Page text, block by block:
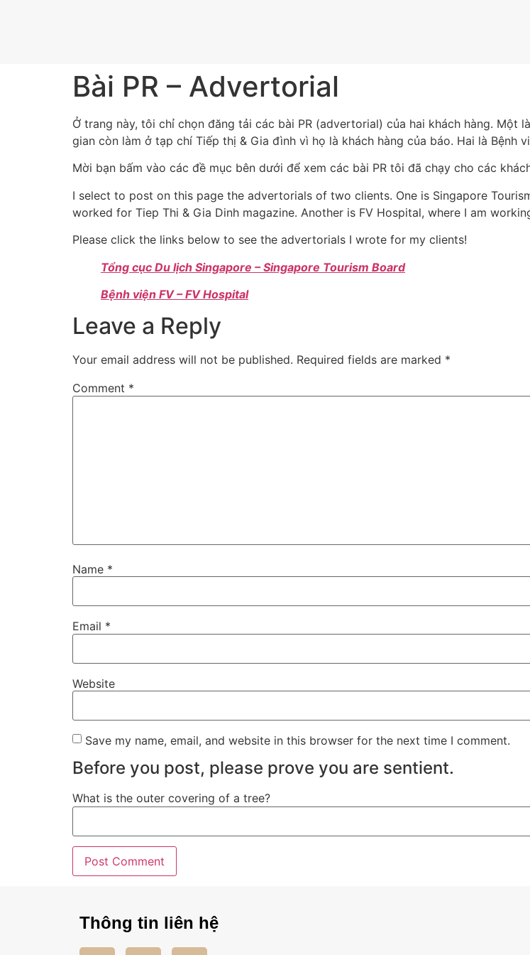
Bài PR – Advertorial
Ở trang này, tôi chỉ chọn đăng tải các bài PR (advertorial) của hai khách hàng. Một
gian còn làm ở tạp chí Tiếp thị & Gia đình vì họ là khách hàng của báo. Hai là Bệnh
Mời bạn bấm vào các đề mục bên dưới để xem các bài PR tôi đã chạy cho các
I select to post on this page the advertorials of two clients. One is Singapore
worked for Tiep Thi & Gia Dinh magazine. Another is FV Hospital, where I am
Please click the links below to see the advertorials I wrote for my clients!
Tổng cục Du lịch Singapore – Singapore Tourism Board
Bệnh viện FV – FV Hospital
Leave a Reply
Your email address will not be published. Required fields are marked *
Comment *
Name *
Email *
Website
Save my name, email, and website in this browser for the next time I comment.
Before you post, please prove you are sentient.
What is the outer covering of a tree?
Thông tin liên hệ